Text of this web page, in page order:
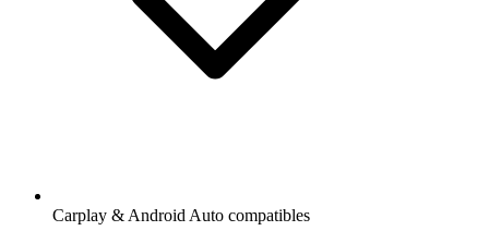
Carplay & Android Auto compatibles